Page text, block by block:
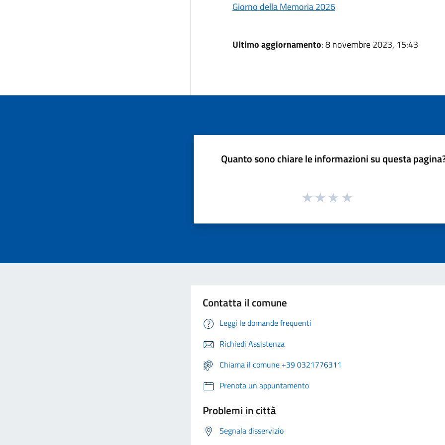
Giorno della Memoria 2026
Ultimo aggiornamento: 8 novembre 2023, 15:43
Quanto sono chiare le informazioni su questa
Contatta il comune
Leggi le domande frequenti
Richiedi Assistenza
Chiama il comune +39 0321776311
Prenota un appuntamento
Problemi in città
Segnala disservizio